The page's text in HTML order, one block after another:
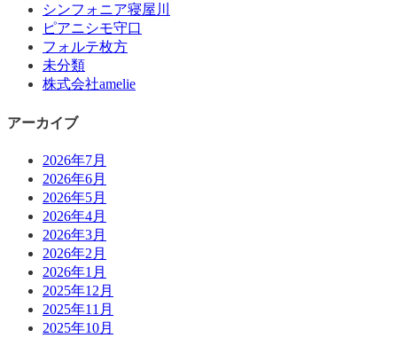
シンフォニア寝屋川
ピアニシモ守口
フォルテ枚方
未分類
株式会社amelie
アーカイブ
2026年7月
2026年6月
2026年5月
2026年4月
2026年3月
2026年2月
2026年1月
2025年12月
2025年11月
2025年10月